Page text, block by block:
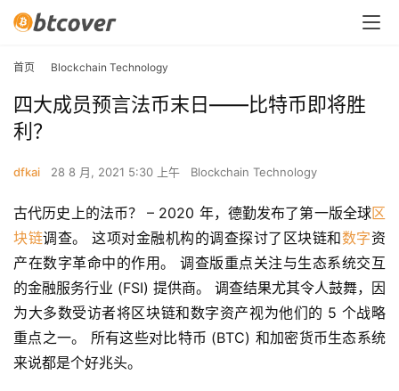
首页 Blockchain Technology
四大成员预言法币末日——比特币即将胜
利？
dfkai 28 8 月, 2021 5:30 上午 Blockchain Technology
古代历史上的法币？ – 2020 年，德勤发布了第一版全球区
块链调查。 这项对金融机构的调查探讨了区块链和数字资
产在数字革命中的作用。 调查版重点关注与生态系统交互
的金融服务行业 (FSI) 提供商。 调查结果尤其令人鼓舞，因
为大多数受访者将区块链和数字资产视为他们的 5 个战略
重点之一。 所有这些对比特币 (BTC) 和加密货币生态系统
来说都是个好兆头。